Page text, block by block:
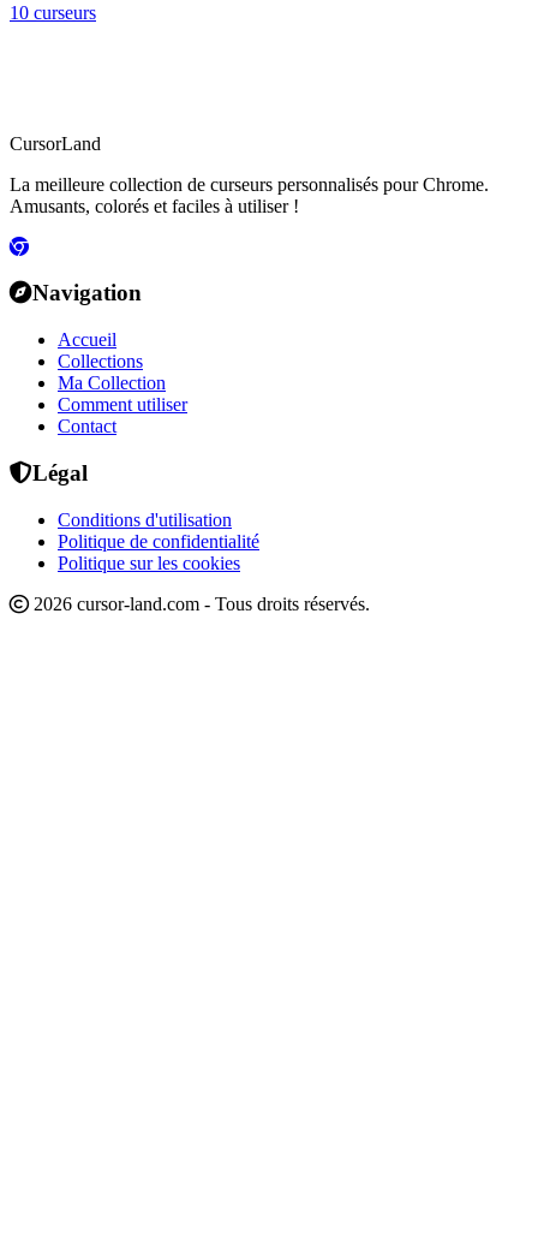
10 curseurs
CursorLand
La meilleure collection de curseurs personnalisés pour Chrome.
Amusants, colorés et faciles à utiliser !
Navigation
Accueil
Collections
Ma Collection
Comment utiliser
Contact
Légal
Conditions d'utilisation
Politique de confidentialité
Politique sur les cookies
2026 cursor-land.com - Tous droits réservés.